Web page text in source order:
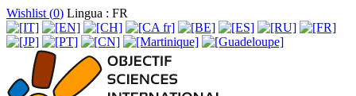
Wishlist (0) Lingua : FR